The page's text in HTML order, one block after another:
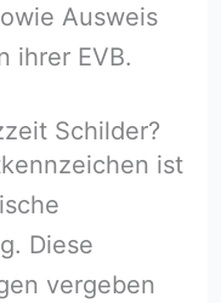
Ausweis
ihrer EVB.
Schilder?
ist
Diese
vergeben